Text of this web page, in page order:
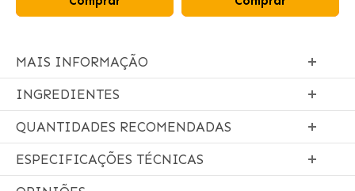
MAIS INFORMAÇÃO
INGREDIENTES
QUANTIDADES RECOMENDADAS
ESPECIFICAÇÕES TÉCNICAS